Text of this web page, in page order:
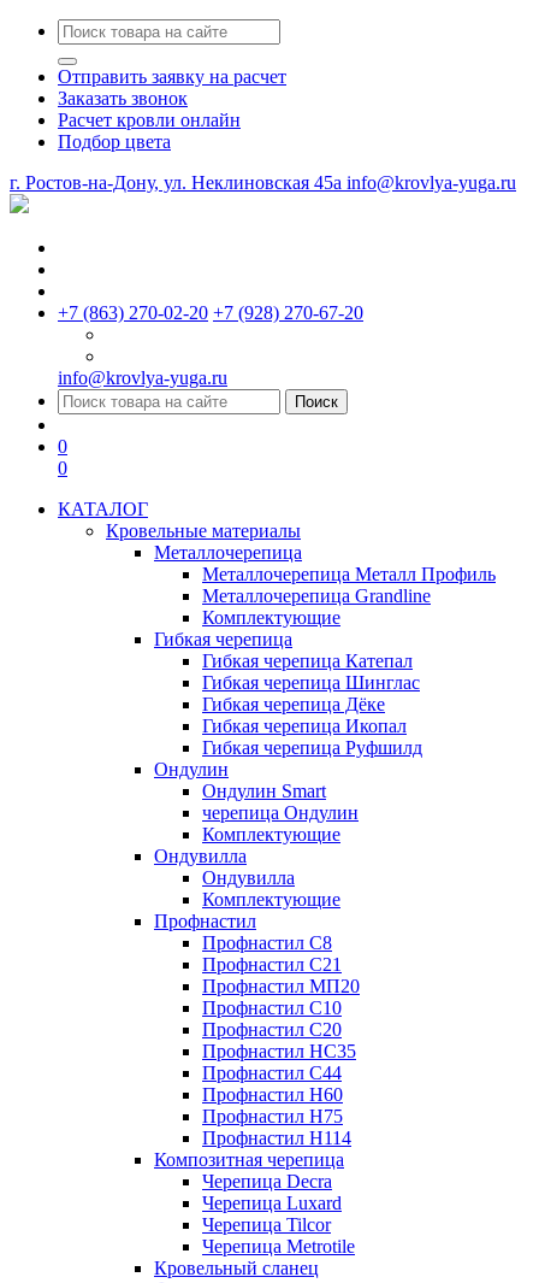
Отправить заявку на расчет
Заказать звонок
Расчет кровли онлайн
Подбор цвета
г. Ростов-на-Дону, ул. Неклиновская 45a info@krovlya-yuga.ru
+7 (863) 270-02-20 +7 (928) 270-67-20
info@krovlya-yuga.ru
Поиск
0
0
КАТАЛОГ
Кровельные материалы
Металлочерепица
Металлочерепица Металл Профиль
Металлочерепица Grandline
Комплектующие
Гибкая черепица
Гибкая черепица Катепал
Гибкая черепица Шинглас
Гибкая черепица Дёке
Гибкая черепица Икопал
Гибкая черепица Руфшилд
Ондулин
Ондулин Smart
черепица Ондулин
Комплектующие
Ондувилла
Ондувилла
Комплектующие
Профнастил
Профнастил C8
Профнастил C21
Профнастил МП20
Профнастил C10
Профнастил C20
Профнастил НС35
Профнастил C44
Профнастил Н60
Профнастил Н75
Профнастил Н114
Композитная черепица
Черепица Decra
Черепица Luxard
Черепица Tilcor
Черепица Metrotile
Кровельный сланец